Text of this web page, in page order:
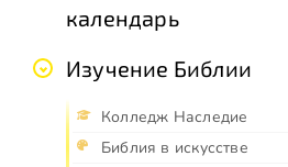
календарь
Изучение Библии
Колледж Наследие
Библия в искусстве